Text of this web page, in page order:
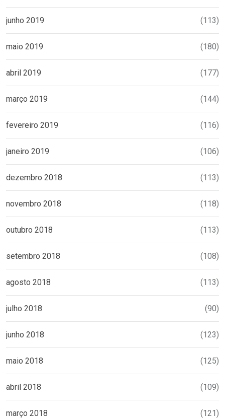
junho 2019 (113)
maio 2019 (180)
abril 2019 (177)
março 2019 (144)
fevereiro 2019 (116)
janeiro 2019 (106)
dezembro 2018 (113)
novembro 2018 (118)
outubro 2018 (113)
setembro 2018 (108)
agosto 2018 (113)
julho 2018 (90)
junho 2018 (123)
maio 2018 (125)
abril 2018 (109)
março 2018 (121)